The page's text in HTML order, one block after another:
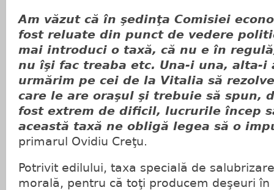
Am văzut că în şedinţa Comisiei
fost reluate din punct de vedere
mai introduci o taxă, că nu e în
nu îşi fac treaba etc. Una-i una, alta-i
urmărim pe cei de la Vitalia să
care le are oraşul şi trebuie să spun,
fost extrem de dificil, lucrurile încep
această taxă ne obligă legea să o
primarul Ovidiu Creţu.
Potrivit edilului, taxa specială de
morală, pentru că toţi producem deşeuri în